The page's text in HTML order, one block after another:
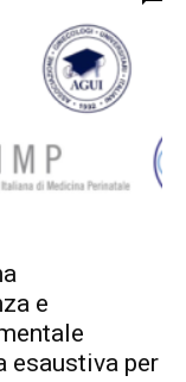
e
esaustiva per